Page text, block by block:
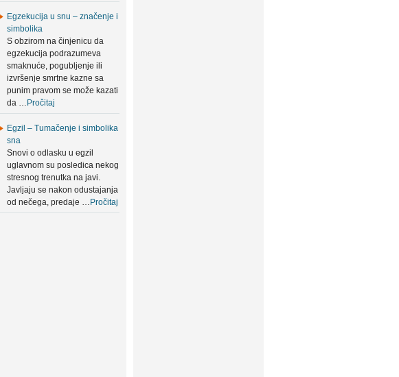
Egzekucija u snu – značenje i
simbolika
S obzirom na činjenicu da
egzekucija podrazumeva
smaknuće, pogubljenje ili
izvršenje smrtne kazne sa
punim pravom se može kazati
da … Pročitaj
Egzil – Tumačenje i simbolika
sna
Snovi o odlasku u egzil
uglavnom su posledica nekog
stresnog trenutka na javi.
Javljaju se nakon odustajanja
od nečega, predaje … Pročitaj